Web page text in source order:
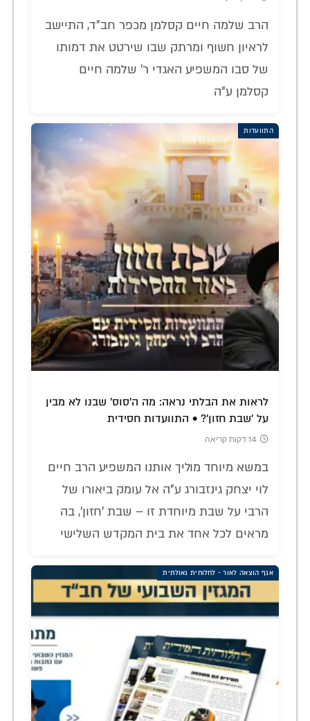
הרב שלמה חיים קסלמן מכפר חב"ד, התיישב
לראיון חשוף ומרתק שבו שירטט את דמותו
של סבו המשפיע האגדי ר' שלמה חיים
קסלמן ע"ה
התוועדות
לראות את הבלתי נראה: מה ה'סוס' שבנו לא מבין
על 'שבת חזון'? • התוועדות חסידית
14 דקות קריאה
במשא מיוחד מוליך אותנו המשפיע הרב חיים
לוי יצחק גינזבורג ע"ה אל עומק ביאורו של
הרבי על שבת מיוחדת זו – שבת 'חזון', בה
מראים לכל אחד את בית המקדש השלישי
אגף הוצאה לאור - לחלוחית גאולתית